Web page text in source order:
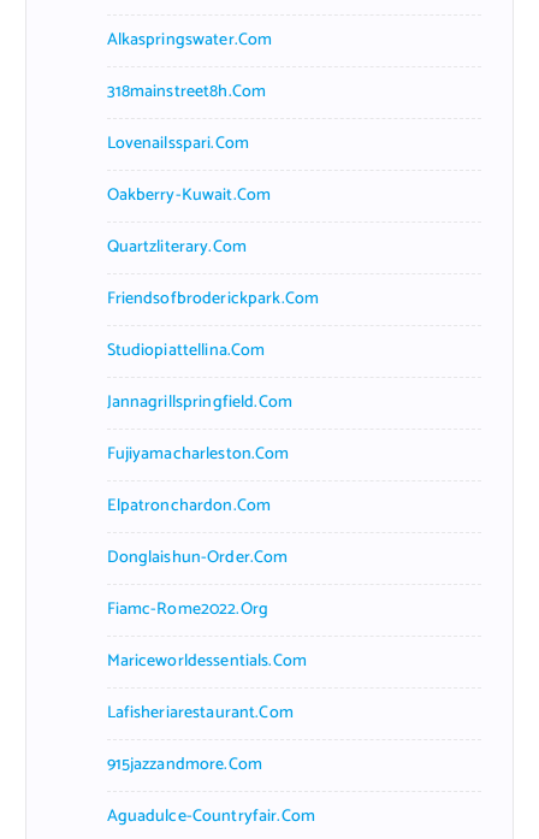
Alkaspringswater.com
318mainstreet8h.com
Lovenailsspari.com
Oakberry-Kuwait.com
Quartzliterary.com
Friendsofbroderickpark.com
Studiopiattellina.com
Jannagrillspringfield.com
Fujiyamacharleston.com
Elpatronchardon.com
Donglaishun-Order.com
Fiamc-Rome2022.org
Mariceworldessentials.com
Lafisheriarestaurant.com
915jazzandmore.com
Aguadulce-Countryfair.com